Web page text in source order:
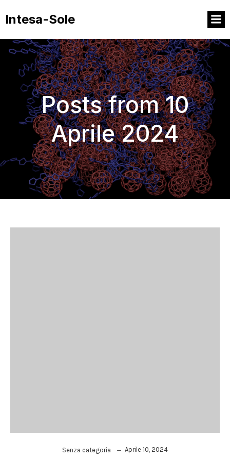
Intesa-Sole
Posts from 10
Aprile 2024
Senza categoria Aprile 10, 2024